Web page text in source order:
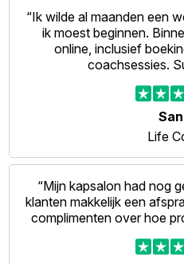
“Ik wilde al maanden een
ik moest beginnen.
online, inclusief
coachsessies.
Life
“Mijn kapsalon had nog
klanten makkelijk een
complimenten over hoe